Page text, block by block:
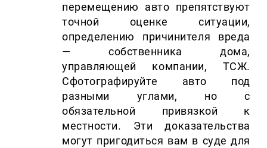
перемещению авто препятствуют
точной оценке ситуации,
определению причинителя вреда
— собственника дома,
управляющей компании, ТСЖ.
Сфотографируйте авто под
разными углами, но с
обязательной привязкой к
местности. Эти доказательства
могут пригодиться вам в суде для